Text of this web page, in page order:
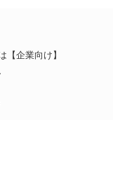
【企業向け】